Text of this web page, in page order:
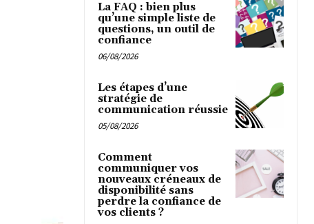
La FAQ : bien plus
qu’une simple liste de
questions, un outil de
confiance
06/08/2026
Les étapes d’une
stratégie de
communication réussie
05/08/2026
Comment
communiquer vos
nouveaux créneaux de
disponibilité sans
perdre la confiance de
vos clients ?